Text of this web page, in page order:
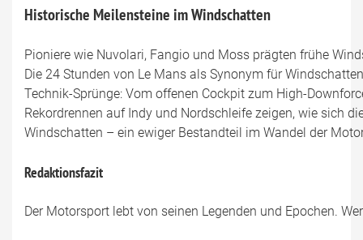
Historische Meilensteine im Windschatten
Pioniere wie Nuvolari, Fangio und Moss prägten frühe
Die 24 Stunden von Le Mans als Synonym für
Technik-Sprünge: Vom offenen Cockpit zum High-
Rekordrennen auf Indy und Nordschleife zeigen, wie sich
Windschatten – ein ewiger Bestandteil im Wandel der
Redaktionsfazit
Der Motorsport lebt von seinen Legenden und Epochen.